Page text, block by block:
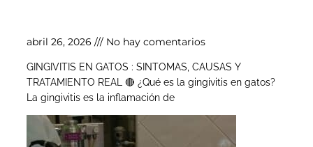
abril 26, 2026 No hay comentarios
GINGIVITIS EN GATOS : SINTOMAS, CAUSAS Y
TRATAMIENTO REAL 🔴 ¿Qué es la gingivitis en gatos?
La gingivitis es la inflamación de